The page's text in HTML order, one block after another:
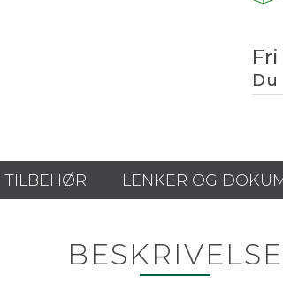
Du
TILBEHØR LENKER OG
BESKRIVELSE